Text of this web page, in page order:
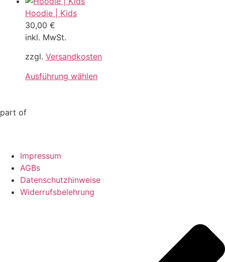
Hoodie | Kids
30,00 €
inkl. MwSt.
zzgl. Versandkosten
Ausführung wählen
part of
Impressum
AGBs
Datenschutzhinweise
Widerrufsbelehrung